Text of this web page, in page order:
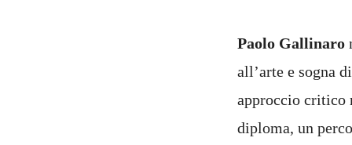
Paolo Gallinaro
all’arte e sogna
approccio critico
diploma, un